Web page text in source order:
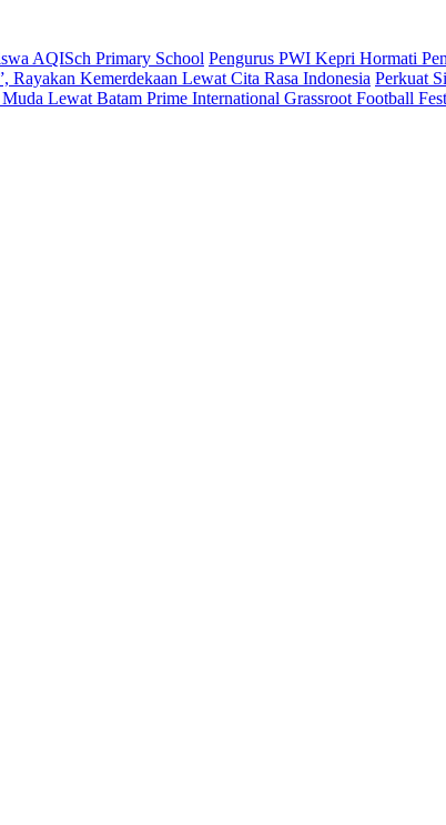
AQISch Primary School Pengurus PWI Kepri Hormati
Rayakan Kemerdekaan Lewat Cita Rasa Indonesia Perkuat
Lewat Batam Prime International Grassroot Football